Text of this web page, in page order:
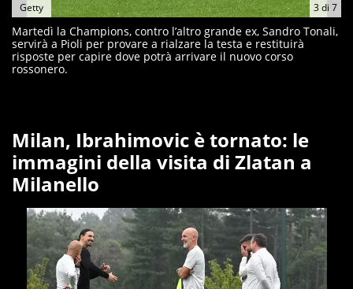
3di 7
Getty
Martedì la Champions, contro l’altro grande ex, Sandro Tonali,
servirà a Pioli per provare a rialzare la testa e restituirà
risposte per capire dove potrà arrivare il nuovo corso
rossonero.
Milan, Ibrahimovic è tornato: le
immagini della visita di Zlatan a
Milanello